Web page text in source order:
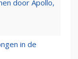
door Apollo,
in de